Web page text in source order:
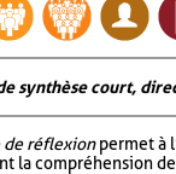
synthèse court,
de réflexionpermet à
la compréhension